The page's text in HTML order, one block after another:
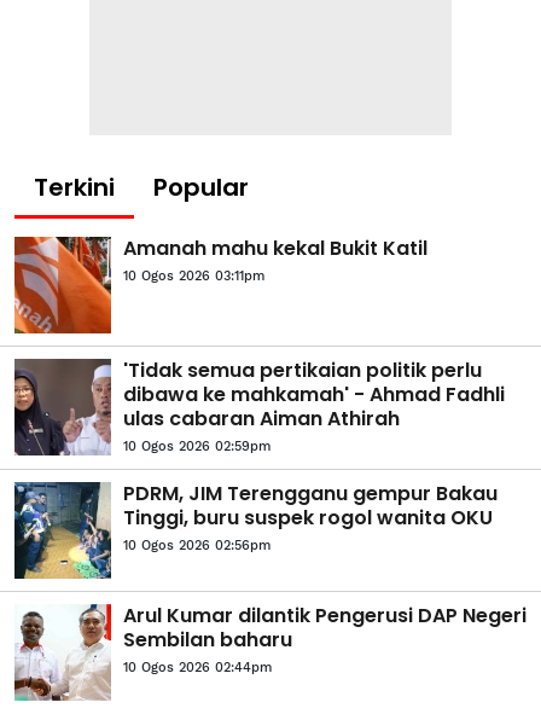
Terkini Popular
Amanah mahu kekal Bukit Katil
10 Ogos 2026 03:11pm
'Tidak semua pertikaian politik perlu
dibawa ke mahkamah' - Ahmad Fadhli
ulas cabaran Aiman Athirah
10 Ogos 2026 02:59pm
PDRM, JIM Terengganu gempur Bakau
Tinggi, buru suspek rogol wanita OKU
10 Ogos 2026 02:56pm
Arul Kumar dilantik Pengerusi DAP Negeri
Sembilan baharu
10 Ogos 2026 02:44pm